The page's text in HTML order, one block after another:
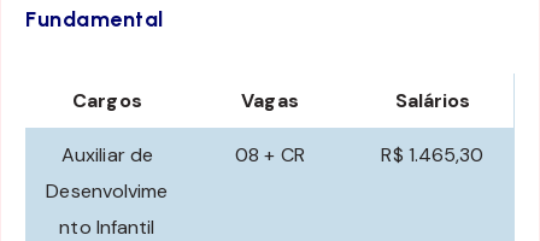
Fundamental
Cargos Vagas Salários
Auxiliar de
Desenvolvime
nto Infantil
08 + CR R$ 1.465,30